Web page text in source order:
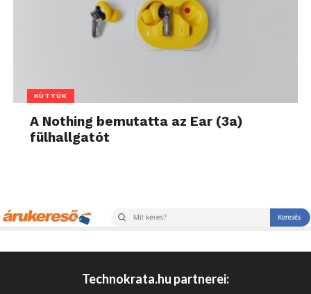
KÜTYÜK
A Nothing bemutatta az Ear (3a)
fülhallgatót
Technokrata.hu partnerei: